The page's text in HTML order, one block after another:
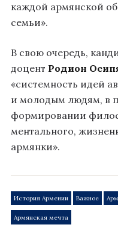
каждой армянской
семьи».
В свою очередь,
доцент Родион
«системность идей
и молодым людям, в
формировании
ментального,
армянки».
История Армении Важное
Армянская мечта